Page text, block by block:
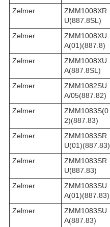
Zelmer
ZMM1008XR
U(887.8SL)
Zelmer
ZMM1008XU
A(01)(887.8)
Zelmer
ZMM1008XU
A(887.8SL)
Zelmer
ZMM1082SU
A/05(887.82)
Zelmer
ZMM1083S(0
2)(887.83)
Zelmer
ZMM1083SR
U(01)(887.83)
Zelmer
ZMM1083SR
U(887.83)
Zelmer
ZMM1083SU
A(01)(887.83)
Zelmer
ZMM1083SU
A(887.83)